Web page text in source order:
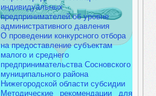
индивидуальных
предпринимателей об уровне
административного давления
О проведении конкурсного отбора
на предоставление субъектам
малого и среднего
предпринимательства Сосновского
муниципального района
Нижегородской области субсидии
Методические рекомендации для